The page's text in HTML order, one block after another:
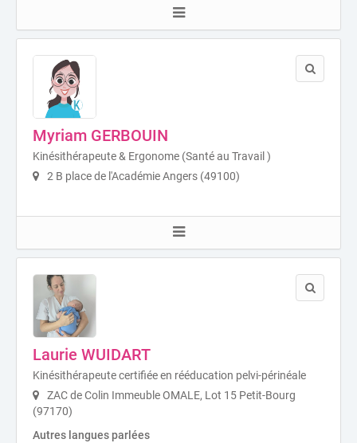
Myriam GERBOUIN
Kinésithérapeute & Ergonome (Santé au Travail )
2 B place de l'Académie Angers (49100)
Laurie WUIDART
Kinésithérapeute certifiée en rééducation pelvi-périnéale
ZAC de Colin Immeuble OMALE, Lot 15 Petit-Bourg
(97170)
Autres langues parlées